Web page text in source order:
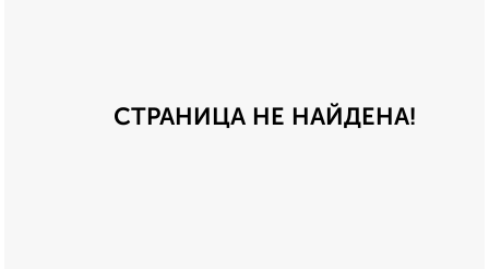
СТРАНИЦА НЕ НАЙДЕНА!